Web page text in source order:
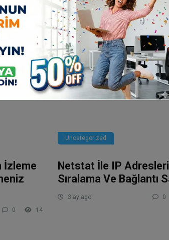
İzleme
0 14
Uncategorized
Netstat İle IP
Sıralama Ve Bağlantı
3 ay ago 0